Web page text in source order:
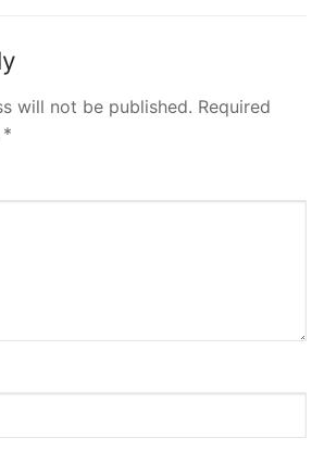
will not be published. Required
*